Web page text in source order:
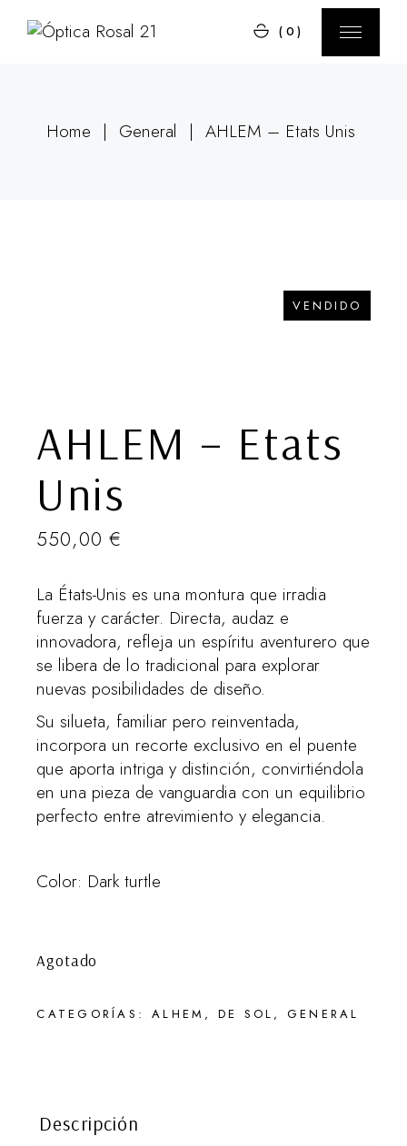
(0)
Home General AHLEM – Etats Unis
VENDIDO
AHLEM – Etats
Unis
550,00 €
La États-Unis es una montura que irradia
fuerza y carácter. Directa, audaz e
innovadora, refleja un espíritu aventurero que
se libera de lo tradicional para explorar
nuevas posibilidades de diseño.
Su silueta, familiar pero reinventada,
incorpora un recorte exclusivo en el puente
que aporta intriga y distinción, convirtiéndola
en una pieza de vanguardia con un equilibrio
perfecto entre atrevimiento y elegancia.
Color: Dark turtle
Agotado
CATEGORÍAS: ALHEM , DE SOL , GENERAL
Descripción